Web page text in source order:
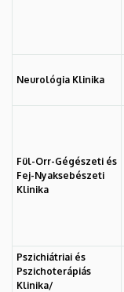
Neurológia Klinika
Fül-Orr-Gégészeti és
Fej-Nyaksebészeti
Klinika
Pszichiátriai és
Pszichoterápiás
Klinika/